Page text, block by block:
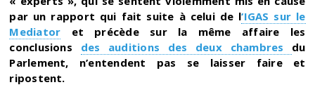
par un rapport qui fait suite à celui de l‘IGAS sur le
Mediator et précède sur la même affaire les
conclusions des auditions des deux chambres du
Parlement, n’entendent pas se laisser faire et
ripostent.